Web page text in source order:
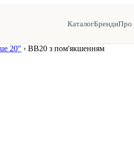
КаталогБрендиПро
20" › ВВ20 з пом'якшенням